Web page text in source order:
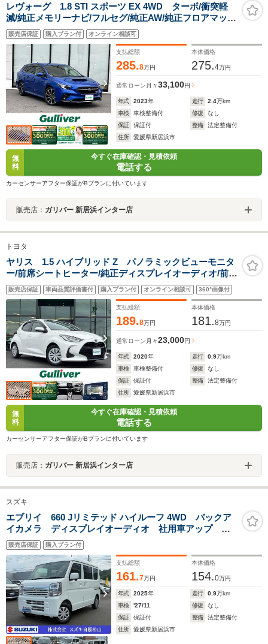
レヴォーグ 1.8 STI スポーツ EX 4WD ターボ/衝突軽
減/純正メモリーナビ/フルセグ/純正AW/純正フロアマッ
ト/ドライブレコーダー/バックカメラ/電動格納ミラー/ド
アバイザー/フォグランプ/LEDオートライト/スマートキー
販売店保証 購入プラン付 オンライン相談可
支払総額
285.8万円
本体価格
275.4万円
通常ローン 月々33,100円
年式 2023年 走行 2.4万km
車検
車検整備付 修復
なし
保証
保証付 整備
法定整備付
住所
愛媛県新居浜市
無
料
今すぐ在庫確認・見積依頼
電話する
カーセンサーアフター保証がBプランに付いています
販売店： ガリバー 新居浜インター店
トヨタ
ヤリス 1.5 ハイブリッド Z パノラミックビューモニタ
ー/前席シートヒーター/純正ディスプレイオーディオ/前後
ドライブレコーダー/追従式クルーズコントロール/衝突軽
減ブレーキ/ブラインドスポットモニター/LEDヘッドライ
ト/Pスタート/禁煙車
販売店保証 車両品質評価書付 購入プラン付 オンライン相談可 360°画像付
支払総額
189.8万円
本体価格
181.8万円
通常ローン 月々23,000円
年式 2020年 走行 0.9万km
車検
車検整備付 修復
なし
保証
保証付 整備
法定整備付
住所
愛媛県新居浜市
無
料
今すぐ在庫確認・見積依頼
電話する
カーセンサーアフター保証がBプランに付いています
販売店： ガリバー 新居浜インター店
スズキ
エブリイ 660 Jリミテッド ハイルーフ 4WD バックア
イカメラ ディスプレイオーディオ 社用車アップ 後
席両側スライドドア プッシュスタート オートライ
ト 衝突被害軽減システム 衝突安全ボディ 盗難防
止システム
販売店保証 購入プラン付
支払総額
161.7万円
本体価格
154.0万円
年式 2025年 走行 0.9万km
車検
'27/11 修復
なし
保証
保証付 整備
法定整備付
住所
愛媛県新居浜市